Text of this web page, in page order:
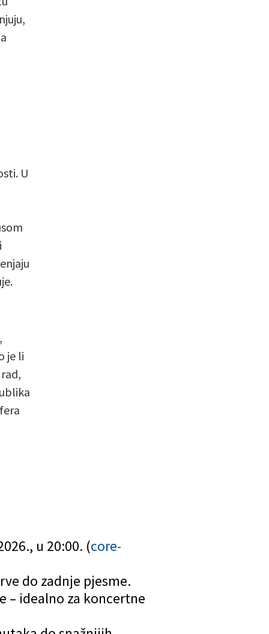
U
je li
u 20:00. (core-
do zadnje pjesme.
– idealno za koncertne